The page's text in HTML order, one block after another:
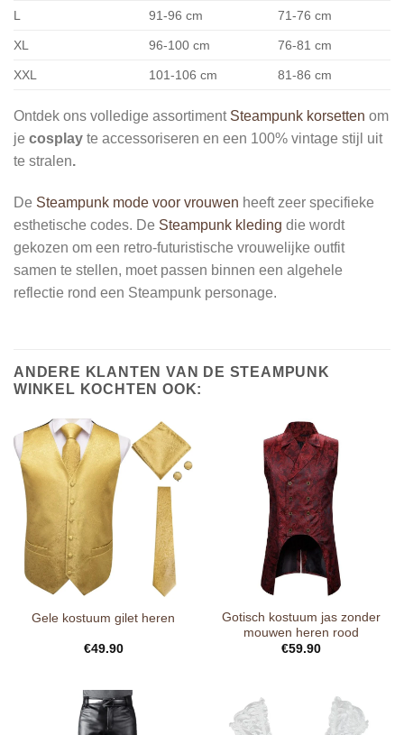
L 91-96 cm 71-76 cm
XL 96-100 cm 76-81 cm
XXL 101-106 cm 81-86 cm
Ontdek ons volledige assortiment Steampunk korsetten om
je cosplay te accessoriseren en een 100% vintage stijl uit
te stralen.
De Steampunk mode voor vrouwen heeft zeer specifieke
esthetische codes. De Steampunk kleding die wordt
gekozen om een retro-futuristische vrouwelijke outfit
samen te stellen, moet passen binnen een algehele
reflectie rond een Steampunk personage.
ANDERE KLANTEN VAN DE STEAMPUNK
WINKEL KOCHTEN OOK:
Gele kostuum gilet heren
€49.90
Gotisch kostuum jas zonder
mouwen heren rood
€59.90